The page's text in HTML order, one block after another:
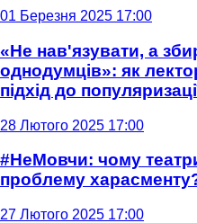
01 Березня 2025 17:00
«Не нав'язувати, а
однодумців»: як
підхід до
28 Лютого 2025 17:00
#НеМовчи: чому
проблему
27 Лютого 2025 17:00